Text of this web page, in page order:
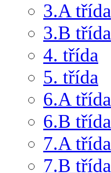
3.A třída
3.B třída
4. třída
5. třída
6.A třída
6.B třída
7.A třída
7.B třída